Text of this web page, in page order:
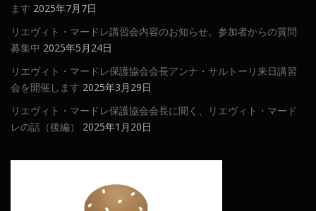
ます 2025年7月7日
リエヴィト・マードレ講習会内容のお知らせ。参加者からの質問
募集中 2025年5月24日
リエヴィト・マードレ保護協会会長アンナ・サルトーリ来日講習
会を開催します 2025年3月29日
リエヴィト・マードレ保護協会会長に聞く、リエヴィト・マード
レの話（後編）
2025年1月20日